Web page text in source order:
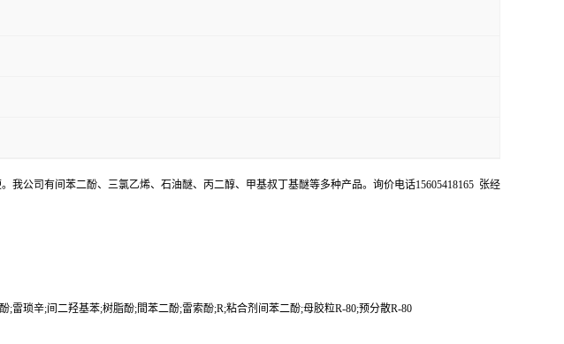
我公司有间苯二酚、 三氯乙烯、石油醚、丙二醇、甲基叔丁基醚等多种产品。询价电话15605418165 张经
雷琐辛;间二羟基苯;树脂酚;間苯二酚;雷索酚;R;粘合剂间苯二酚;母胶粒R-80;预分散R-80